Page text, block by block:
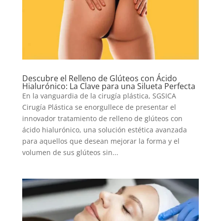
Descubre el Relleno de Glúteos con Ácido
Hialurónico: La Clave para una Silueta Perfecta
En la vanguardia de la cirugía plástica, SGSICA
Cirugía Plástica se enorgullece de presentar el
innovador tratamiento de relleno de glúteos con
ácido hialurónico, una solución estética avanzada
para aquellos que desean mejorar la forma y el
volumen de sus glúteos sin...